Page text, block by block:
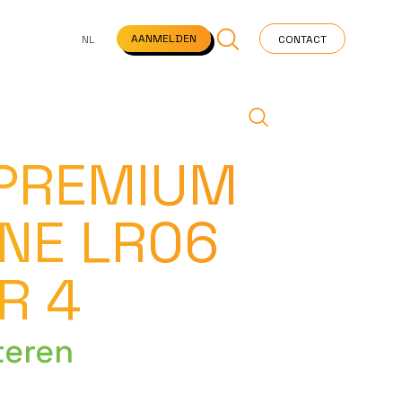
VEELGESTELDE VRAGEN STARTPAGINA NEWS
NL AANMELDEN CONTACT
LR06
4